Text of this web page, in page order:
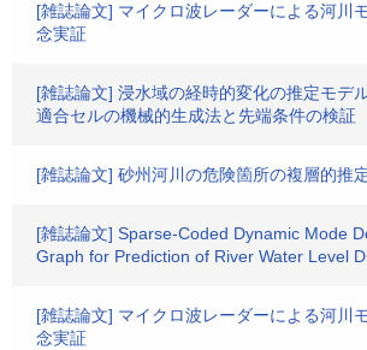
[雑誌論文] マイクロ波レーダーによる河川
念実証
[雑誌論文] 浸水域の経時的変化の推定モデ
適合セルの機械的生成法と先端条件の検証
[雑誌論文] 砂州河川の危険箇所の複層的推
[雑誌論文] Sparse-Coded Dynamic Mode
Graph for Prediction of River Water Level
[雑誌論文] マイクロ波レーダーによる河川
念実証